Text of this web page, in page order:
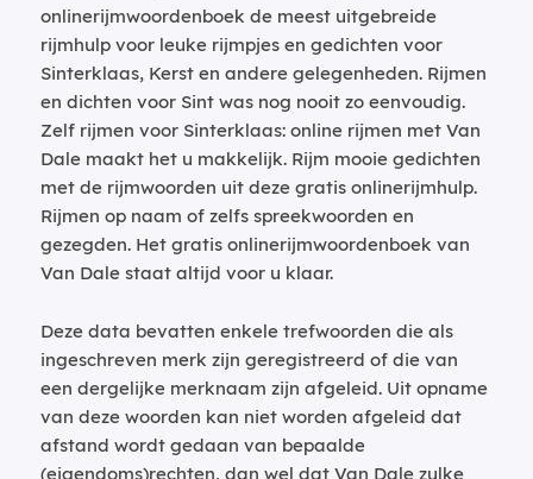
onlinerijmwoordenboek de meest uitgebreide
rijmhulp voor leuke rijmpjes en gedichten voor
Sinterklaas, Kerst en andere gelegenheden. Rijmen
en dichten voor Sint was nog nooit zo eenvoudig.
Zelf rijmen voor Sinterklaas: online rijmen met Van
Dale maakt het u makkelijk. Rijm mooie gedichten
met de rijmwoorden uit deze gratis onlinerijmhulp.
Rijmen op naam of zelfs spreekwoorden en
gezegden. Het gratis onlinerijmwoordenboek van
Van Dale staat altijd voor u klaar.
Deze data bevatten enkele trefwoorden die als
ingeschreven merk zijn geregistreerd of die van
een dergelijke merknaam zijn afgeleid. Uit opname
van deze woorden kan niet worden afgeleid dat
afstand wordt gedaan van bepaalde
(eigendoms)rechten, dan wel dat Van Dale zulke